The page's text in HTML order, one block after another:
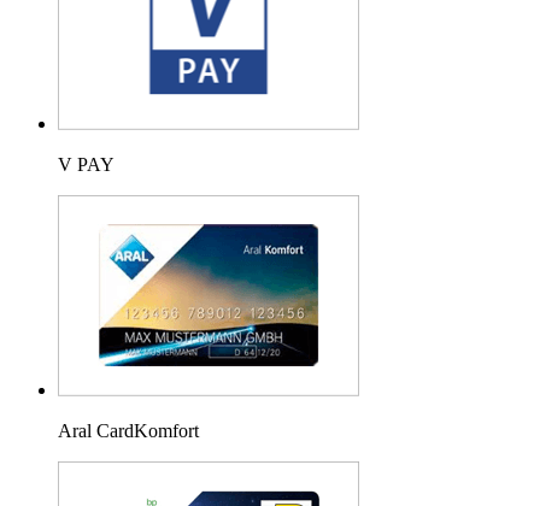
V PAY
Aral CardKomfort